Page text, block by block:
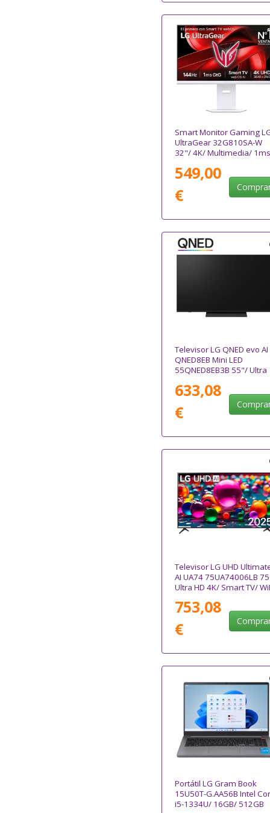
Smart Monitor Gaming
UltraGear 32G810SA-W
32"/ 4K/ Multimedia/
altura/ Smart TV/ Blanco
549,00
€
Televisor LG QNED evo AI
QNED8EB Mini LED
55QNED8EB3B 55"/ Ultra
633,08
€
Televisor LG UHD
AI UA74 75UA74006LB
Ultra HD 4K/ Smart TV/
753,08
€
Portátil LG Gram Book
15U50T-G.AA56B Intel
i5-1334U/ 16GB/ 512GB